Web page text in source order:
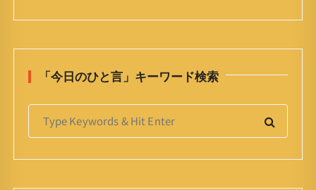
「今日のひと言」キーワード検索
S
r